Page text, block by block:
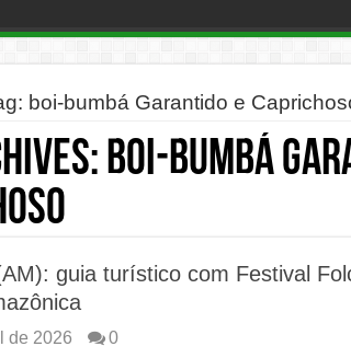
boi-bumbá Garantido e
boi-bumbá
guia turístico com Festival
de 2026 0